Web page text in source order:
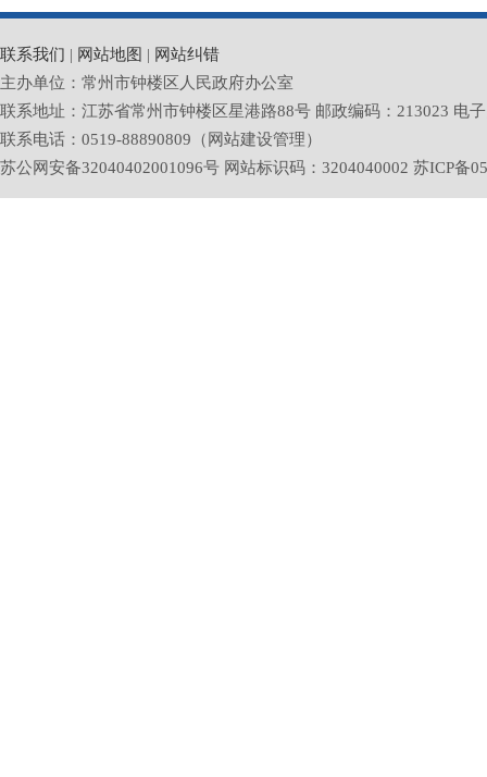
联系我们 | 网站地图 | 网站纠错
主办单位：常州市钟楼区人民政府办公室
联系地址：江苏省常州市钟楼区星港路88号 邮政编码：213023 电
联系电话：0519-88890809（网站建设管理）
苏公网安备32040402001096号 网站标识码：3204040002 苏ICP备